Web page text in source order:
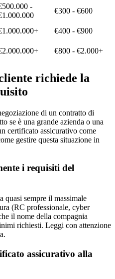
-
€300 - €600
€400 - €900
€800 - €2.000+
richiede la
di un contratto di
se è una grande azienda o una
certificato assicurativo come
gestire questa situazione in
i requisiti del
quasi sempre il massimale
(RC professionale, cyber
il nome della compagnia
richiesti. Leggi con attenzione
assicurativo alla